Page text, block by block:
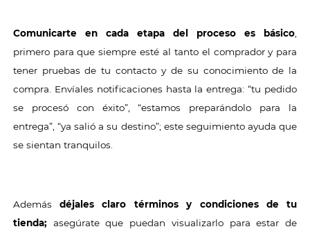
Comunicarte en cada etapa del proceso es básico
primero para que siempre esté al tanto el comprador y para
tener pruebas de tu contacto y de su conocimiento de la
compra. Envíales notificaciones hasta la entrega: “tu pedido
se procesó con éxito”, “estamos preparándolo para la
entrega”, “ya salió a su destino”; este seguimiento ayuda que
se sientan tranquilos.
Ademásdéjales claro términos y condiciones de tu
tienda; asegúrate que puedan visualizarlo para estar de